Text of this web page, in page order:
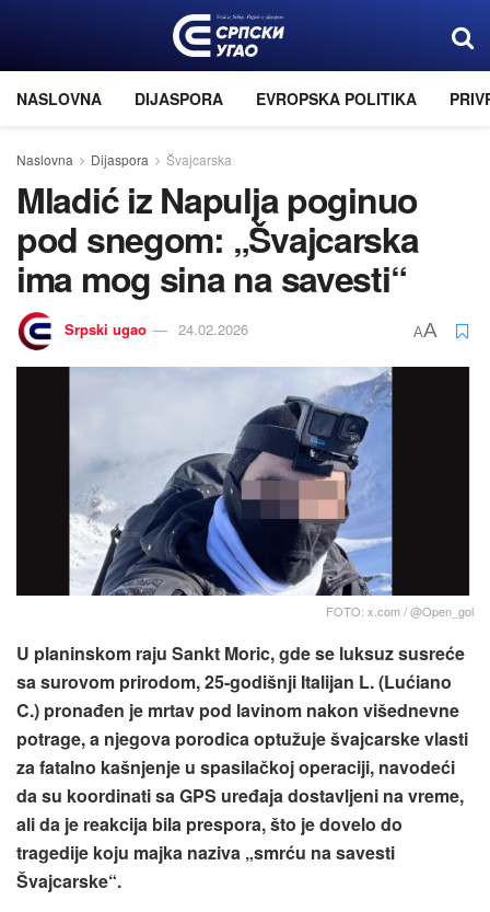
NASLOVNA DIJASPORA EVROPSKA POLITIKA
Naslovna Dijaspora Švajcarska
Mladić iz Napulja poginuo
pod snegom: „Švajcarska
ima mog sina na savesti“
Srpski ugao 24.02.2026 AA
FOTO: x.com / @Open_gol
U planinskom raju Sankt Moric, gde se luksuz susreće
sa surovom prirodom, 25-godišnji Italijan L. (Lućiano
C.) pronađen je mrtav pod lavinom nakon višednevne
potrage, a njegova porodica optužuje švajcarske vlasti
za fatalno kašnjenje u spasilačkoj operaciji, navodeći
da su koordinati sa GPS uređaja dostavljeni na vreme,
ali da je reakcija bila prespora, što je dovelo do
tragedije koju majka naziva „smrću na savesti
Švajcarske“.